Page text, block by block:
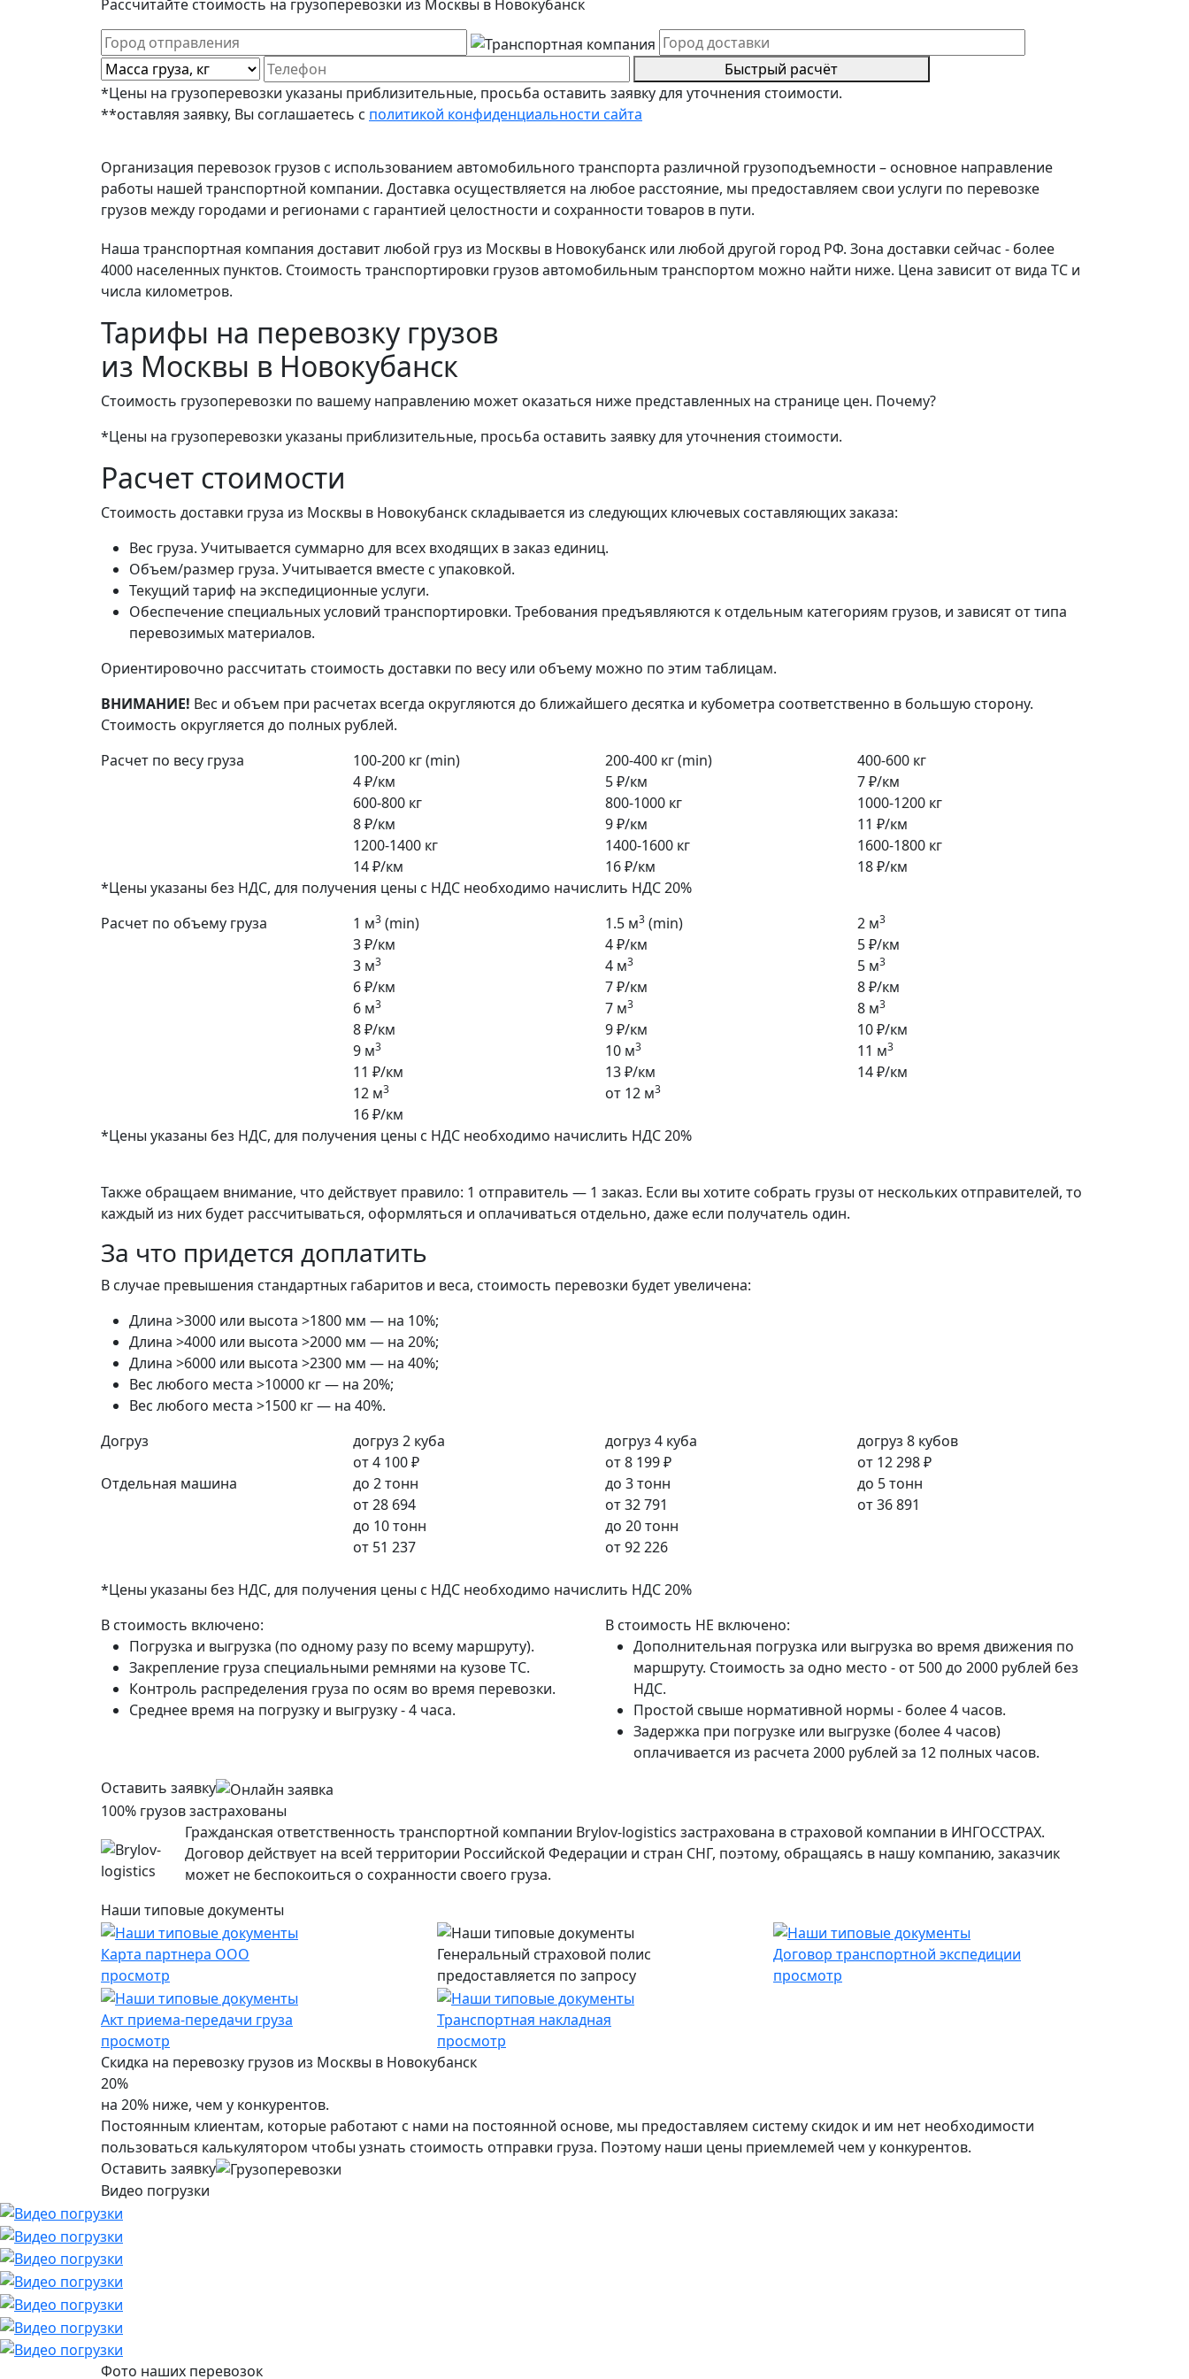
Рассчитайте стоимость на грузоперевозки из Москвы в Новокубанск
Быстрый расчёт
*Цены на грузоперевозки указаны приблизительные, просьба оставить заявку для уточнения стоимости.
**оставляя заявку, Вы соглашаетесь с политикой конфиденциальности сайта
Организация перевозок грузов с использованием автомобильного транспорта различной грузоподъемности – основное направление
работы нашей транспортной компании. Доставка осуществляется на любое расстояние, мы предоставляем свои услуги по перевозке
грузов между городами и регионами с гарантией целостности и сохранности товаров в пути.
Наша транспортная компания доставит любой груз из Москвы в Новокубанск или любой другой город РФ. Зона доставки сейчас - более
4000 населенных пунктов. Стоимость транспортировки грузов автомобильным транспортом можно найти ниже. Цена зависит от вида ТС и
числа километров.
Тарифы на перевозку грузов
из Москвы в Новокубанск
Стоимость грузоперевозки по вашему направлению может оказаться ниже представленных на странице цен. Почему?
*Цены на грузоперевозки указаны приблизительные, просьба оставить заявку для уточнения стоимости.
Расчет стоимости
Стоимость доставки груза из Москвы в Новокубанск складывается из следующих ключевых составляющих заказа:
Вес груза. Учитывается суммарно для всех входящих в заказ единиц.
Объем/размер груза. Учитывается вместе с упаковкой.
Текущий тариф на экспедиционные услуги.
Обеспечение специальных условий транспортировки. Требования предъявляются к отдельным категориям грузов, и зависят от типа
перевозимых материалов.
Ориентировочно рассчитать стоимость доставки по весу или объему можно по этим таблицам.
ВНИМАНИЕ! Вес и объем при расчетах всегда округляются до ближайшего десятка и кубометра соответственно в большую сторону.
Стоимость округляется до полных рублей.
Расчет по весу груза
100-200 кг (min)
4 ₽/км
200-400 кг (min)
5 ₽/км
400-600 кг
7 ₽/км
600-800 кг
8 ₽/км
800-1000 кг
9 ₽/км
1000-1200 кг
11 ₽/км
1200-1400 кг
14 ₽/км
1400-1600 кг
16 ₽/км
1600-1800 кг
18 ₽/км
*Цены указаны без НДС, для получения цены с НДС необходимо начислить НДС 20%
Расчет по объему груза
1 м3 (min)
3 ₽/км
1.5 м3 (min)
4 ₽/км
2 м3
5 ₽/км
3 м3
6 ₽/км
4 м3
7 ₽/км
5 м3
8 ₽/км
6 м3
8 ₽/км
7 м3
9 ₽/км
8 м3
10 ₽/км
9 м3
11 ₽/км
10 м3
13 ₽/км
11 м3
14 ₽/км
12 м3
16 ₽/км
от 12 м3
*Цены указаны без НДС, для получения цены с НДС необходимо начислить НДС 20%
Также обращаем внимание, что действует правило: 1 отправитель — 1 заказ. Если вы хотите собрать грузы от нескольких отправителей, то
каждый из них будет рассчитываться, оформляться и оплачиваться отдельно, даже если получатель один.
За что придется доплатить
В случае превышения стандартных габаритов и веса, стоимость перевозки будет увеличена:
Длина >3000 или высота >1800 мм — на 10%;
Длина >4000 или высота >2000 мм — на 20%;
Длина >6000 или высота >2300 мм — на 40%;
Вес любого места >10000 кг — на 20%;
Вес любого места >1500 кг — на 40%.
Догруз
догруз 2 куба
от4 100 ₽
догруз 4 куба
от8 199 ₽
догруз 8 кубов
от 12 298 ₽
Отдельная машина
до 2 тонн
от28 694
до 3 тонн
от32 791
до 5 тонн
от36 891
до 10 тонн
от 51 237
до 20 тонн
от92 226
*Цены указаны без НДС, для получения цены с НДС необходимо начислить НДС 20%
В стоимость включено:
Погрузка и выгрузка (по одному разу по всему маршруту).
Закрепление груза специальными ремнями на кузове ТС.
Контроль распределения груза по осям во время перевозки.
Среднее время на погрузку и выгрузку - 4 часа.
В стоимость НЕ включено:
Дополнительная погрузка или выгрузка во время движения по
маршруту. Стоимость за одно место - от 500 до 2000 рублей без
НДС.
Простой свыше нормативной нормы - более 4 часов.
Задержка при погрузке или выгрузке (более 4 часов)
оплачивается из расчета 2000 рублей за 12 полных часов.
Оставить заявку
100% грузов застрахованы
Гражданская ответственность транспортной компании Brylov-logistics застрахована в страховой компании в ИНГОСCТРАХ.
Договор действует на всей территории Российской Федерации и стран СНГ, поэтому, обращаясь в нашу компанию, заказчик
может не беспокоиться о сохранности своего груза.
Наши типовые документы
Карта партнера ООО
просмотр
Генеральный страховой полис
предоставляется по запросу
Договор транспортной экспедиции
просмотр
Акт приема-передачи груза
просмотр
Транспортная накладная
просмотр
Скидка на перевозку грузов из Москвы в Новокубанск
20%
на 20% ниже, чем у конкурентов.
Постоянным клиентам, которые работают с нами на постоянной основе, мы предоставляем систему скидок и им нет необходимости
пользоваться калькулятором чтобы узнать стоимость отправки груза. Поэтому наши цены приемлемей чем у конкурентов.
Оставить заявку
Видео погрузки
Фото наших перевозок